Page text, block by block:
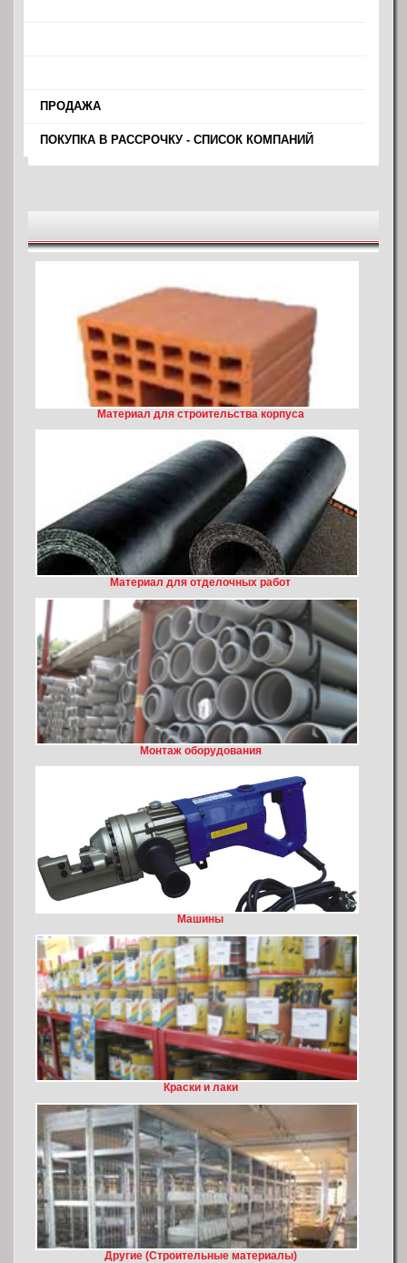
ПРОДАЖА
ПОКУПКА В РАССРОЧКУ - СПИСОК КОМПАНИЙ
Материал для строительства корпуса
Материал для отделочных работ
Монтаж оборудования
Mашины
Краски и лаки
Другие (Cтроительные материалы)